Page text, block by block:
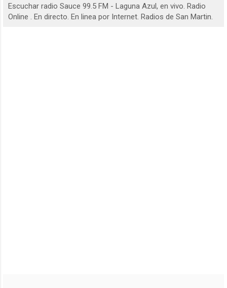
Escuchar radio Sauce 99.5 FM - Laguna Azul, en vivo. Radio
Online . En directo. En linea por Internet. Radios de San Martin.